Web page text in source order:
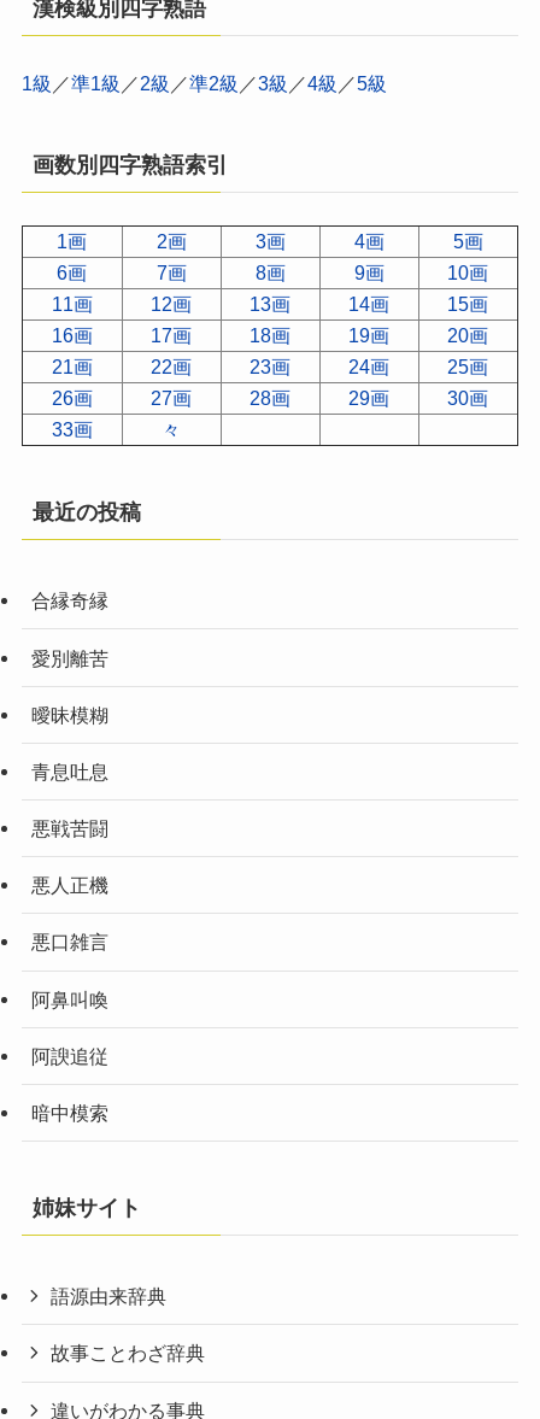
漢検級別四字熟語
1級 ／準1級 ／2級 ／準2級 ／3級 ／4級 ／5級
画数別四字熟語索引
1画 2画 3画 4画
5画
6画
7画 8画 9画
10画
11画
12画 13画 14画
15画
16画
17画 18画 19画
20画
21画
22画 23画 24画
25画
26画
27画 28画 29画
30画
33画
々
最近の投稿
合縁奇縁
愛別離苦
曖昧模糊
青息吐息
悪戦苦闘
悪人正機
悪口雑言
阿鼻叫喚
阿諛追従
暗中模索
姉妹サイト
語源由来辞典
故事ことわざ辞典
違いがわかる事典